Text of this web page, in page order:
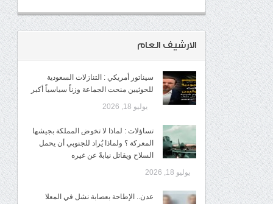
الارشيف العام
سيناتور أمريكي : التنازلات السعودية
للحوثيين منحت الجماعة وزناً سياسياً أكبر
يوليو 18, 2026
تساؤلات : لماذا لا تخوض المملكة بجيشها
المعركة ؟ ولماذا يُراد للجنوبي أن يحمل
السلاح ويقاتل نيابةً عن غيره
يوليو 18, 2026
عدن.. الإطاحة بعصابة نشل في المعلا